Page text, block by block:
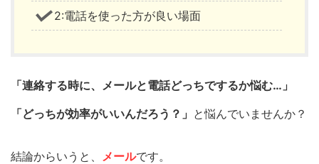
2:電話を使った方が良い場面
「連絡する時に、メールと電話どっちでするか悩む…」
「どっちが効率がいいんだろう？」 と悩んでいませんか？
結論からいうと、 メールです。